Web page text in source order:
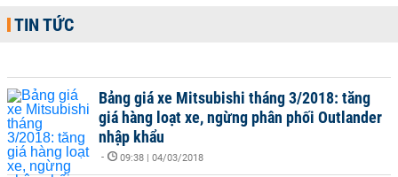
TIN TỨC
Bảng giá xe Mitsubishi tháng 3/2018: tăng
giá hàng loạt xe, ngừng phân phối Outlander
nhập khẩu
- 09:38 | 04/03/2018